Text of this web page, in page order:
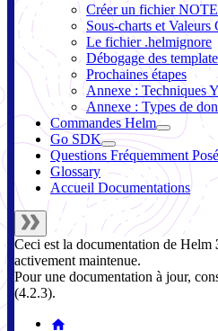
Créer un fichier
Sous-charts et Valeurs
Le fichier .helmignore
Débogage des
Prochaines étapes
Annexe : Techniques
Annexe : Types de
Commandes Helm
Go SDK
Questions Fréquemment
Glossary
Accueil Documentations
Ceci est la documentation de Helm
activement maintenue.
Pour une documentation à jour,
(4.2.3).